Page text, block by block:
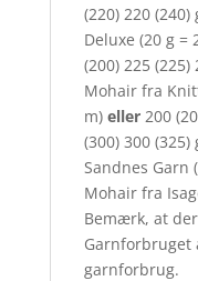
(220) 220
Deluxe (20 g =
(200) 225 (225)
Mohair fra
m) eller200
(300) 300
Sandnes Garn
Mohair fra
Bemærk, at
Garnforbruget
garnforbrug.